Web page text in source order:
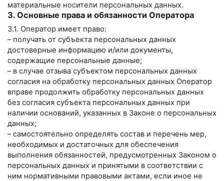
материальные носители персональных данных.
3. Основные права и обязанности Оператора
3.1. Оператор имеет право:
– получать от субъекта персональных данных
достоверные информацию и/или документы,
содержащие персональные данные;
– в случае отзыва субъектом персональных данных
согласия на обработку персональных данных Оператор
вправе продолжить обработку персональных данных
без согласия субъекта персональных данных при
наличии оснований, указанных в Законе о персональных
данных;
– самостоятельно определять состав и перечень мер,
необходимых и достаточных для обеспечения
выполнения обязанностей, предусмотренных Законом о
персональных данных и принятыми в соответствии с
ним нормативными правовыми актами, если иное не